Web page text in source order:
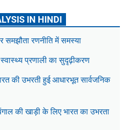
IN HINDI
समझौता रणनीति में समस्या
प्रणाली का सुदृढ़ीकरण
की उभरती हुई आधारभूत सार्वजनिक
की खाड़ी के लिए भारत का उभरता